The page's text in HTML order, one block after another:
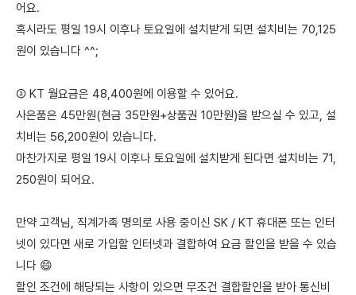
어요.
혹시라도 평일 19시 이후나 토요일에 설치받게 되면 설치비는 70,125
원이 있습니다 ^^;
② KT 월요금은 48,400원에 이용할 수 있어요.
사은품은 45만원(현금 35만원+상품권 10만원)을 받으실 수 있고, 설
치비는 56,200원이 있습니다.
마찬가지로 평일 19시 이후나 토요일에 설치받게 된다면 설치비는 71,
250원이 되어요.
만약 고객님, 직계가족 명의로 사용 중이신 SK / KT 휴대폰 또는 인터
넷이 있다면 새로 가입할 인터넷과 결합하여 요금 할인을 받을 수 있습
니다 😄
할인 조건에 해당되는 사항이 있으면 무조건 결합할인을 받아 통신비